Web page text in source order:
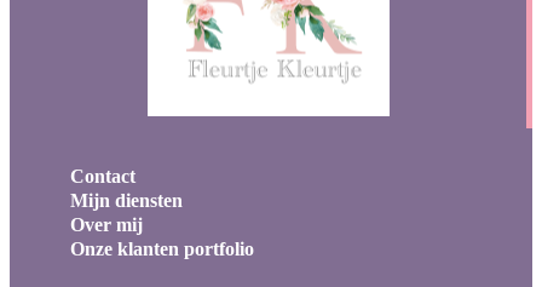
Contact
Mijn diensten
Over mij
Onze klanten portfolio